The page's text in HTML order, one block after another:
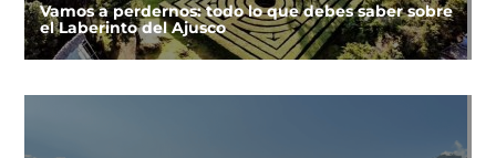
Vamos a perdernos: todo lo que debes saber sobre
el Laberinto del Ajusco